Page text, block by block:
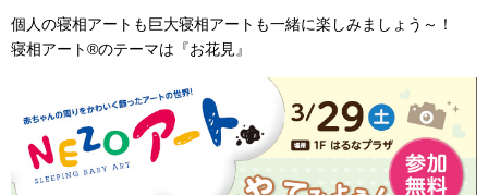
個人の寝相アートも巨大寝相アートも一緒に楽しみましょう～！
寝相アート®のテーマは『お花見』